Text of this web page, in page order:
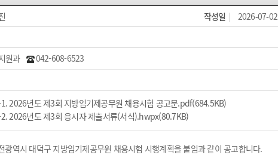
작성일 |
2026-07-02
원과
042-608-6523
2026년도 제3회 지방임기제공무원 채용시험 공고문.pdf(684.5KB)
2026년도 제3회 응시자 제출서류(서식).hwpx(80.7KB)
광역시 대덕구 지방임기제공무원 채용시험 시행계획을 붙임과 같이 공고합니다.